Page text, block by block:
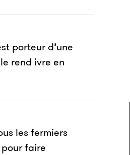
porteur d’une
rend ivre en
les fermiers
faire